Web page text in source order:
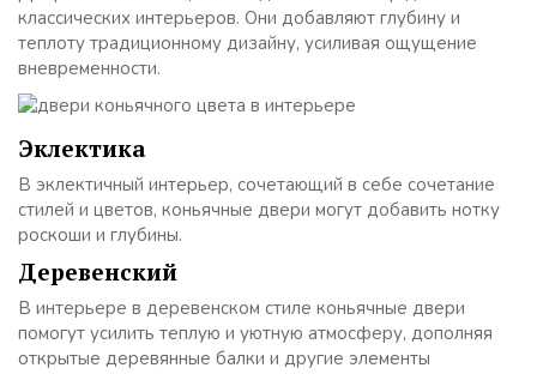
классических интерьеров. Они добавляют глубину и
теплоту традиционному дизайну, усиливая ощущение
вневременности.
Эклектика
В эклектичный интерьер, сочетающий в себе сочетание
стилей и цветов, коньячные двери могут добавить нотку
роскоши и глубины.
Деревенский
В интерьере в деревенском стиле коньячные двери
помогут усилить теплую и уютную атмосферу, дополняя
открытые деревянные балки и другие элементы